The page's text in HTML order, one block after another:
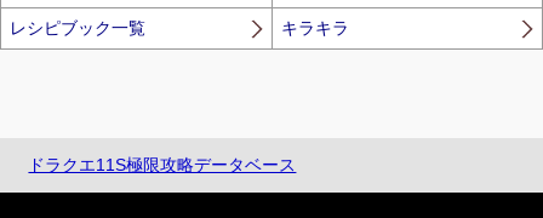
レシピブック一覧 キラキラ
ドラクエ11S極限攻略データベース